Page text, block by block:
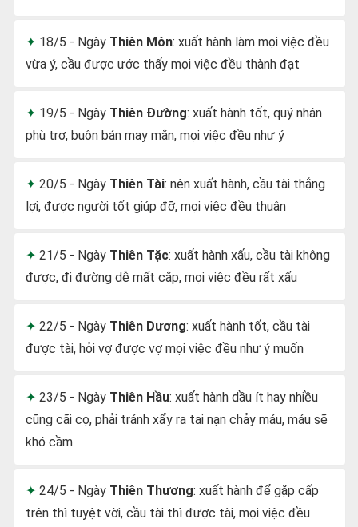
18/5 - Ngày Thiên Môn: xuất hành làm mọi việc đều
vừa ý, cầu được ước thấy mọi việc đều thành đạt
19/5 - Ngày Thiên Đường: xuất hành tốt, quý nhân
phù trợ, buôn bán may mắn, mọi việc đều như ý
20/5 - Ngày Thiên Tài: nên xuất hành, cầu tài thắng
lợi, được người tốt giúp đỡ, mọi việc đều thuận
21/5 - Ngày Thiên Tặc: xuất hành xấu, cầu tài không
được, đi đường dễ mất cắp, mọi việc đều rất xấu
22/5 - Ngày Thiên Dương: xuất hành tốt, cầu tài
được tài, hỏi vợ được vợ mọi việc đều như ý muốn
23/5 - Ngày Thiên Hầu: xuất hành dầu ít hay nhiều
cũng cãi cọ, phải tránh xẩy ra tai nạn chảy máu, máu sẽ
khó cầm
24/5 - Ngày Thiên Thương: xuất hành để gặp cấp
trên thì tuyệt vời, cầu tài thì được tài, mọi việc đều